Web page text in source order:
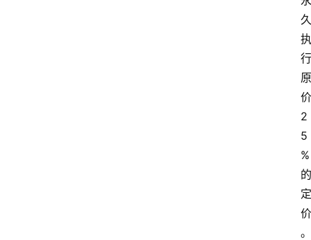
久
执
行
原
价
2
5
%
的
定
价
。